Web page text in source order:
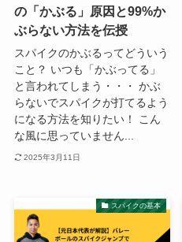
の「かぶる」原因と99%か
ぶらない方法を伝授
スパイクのかぶるってどういう
こと？ いつも「かぶってる」
と言われてしまう・・・ かぶ
らないでスパイクが打てるよう
になる方法を知りたい！ こん
な風に思っていません...
2025年3月11日
スパイクの基本